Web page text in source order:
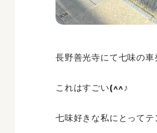
長野善光寺にて七味の車
これはすごい(^^♪
七味好きな私にとってテ